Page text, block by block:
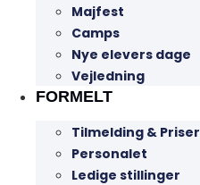
Majfest
Camps
Nye elevers dage
Vejledning
FORMELT
Tilmelding & Priser
Personalet
Ledige stillinger